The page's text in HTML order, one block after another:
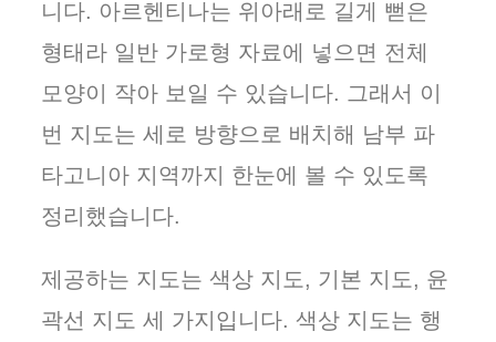
니다. 아르헨티나는 위아래로 길게 뻗은
형태라 일반 가로형 자료에 넣으면 전체
모양이 작아 보일 수 있습니다. 그래서 이
번 지도는 세로 방향으로 배치해 남부 파
타고니아 지역까지 한눈에 볼 수 있도록
정리했습니다.
제공하는 지도는 색상 지도, 기본 지도, 윤
곽선 지도 세 가지입니다. 색상 지도는 행